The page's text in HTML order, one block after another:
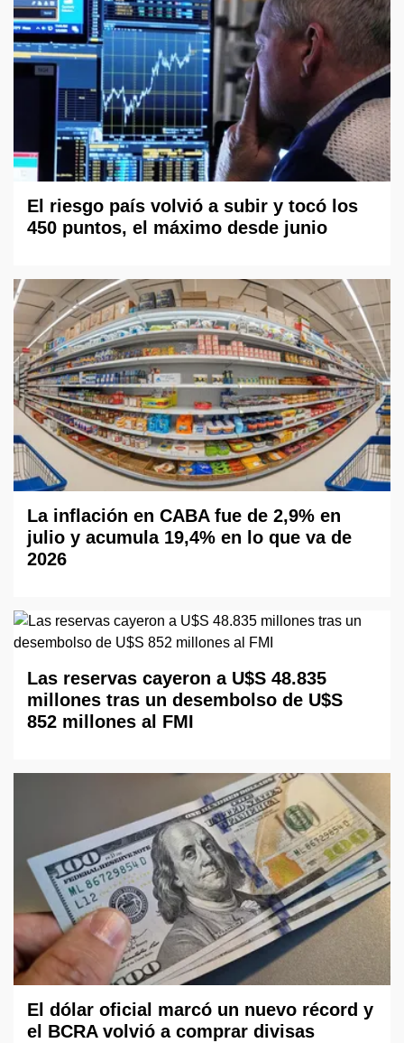
El riesgo país volvió a subir y tocó los
450 puntos, el máximo desde junio
La inflación en CABA fue de 2,9% en
julio y acumula 19,4% en lo que va de
2026
Las reservas cayeron a U$S 48.835
millones tras un desembolso de U$S
852 millones al FMI
El dólar oficial marcó un nuevo récord y
el BCRA volvió a comprar divisas